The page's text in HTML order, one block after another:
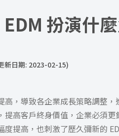
扮演什
新日期: 2023-02-15)
，導致各企業成長策略調整
高客戶終身價值，企業必須
提高，也刺激了歷久彌新的